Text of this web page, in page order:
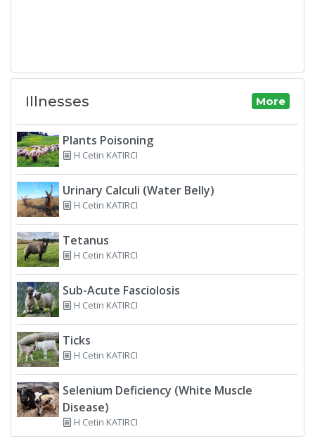
Illnesses More
Plants Poisoning
H Cetin KATIRCI
Urinary Calculi (Water Belly)
H Cetin KATIRCI
Tetanus
H Cetin KATIRCI
Sub-Acute Fasciolosis
H Cetin KATIRCI
Ticks
H Cetin KATIRCI
Selenium Deficiency (White Muscle
Disease)
H Cetin KATIRCI